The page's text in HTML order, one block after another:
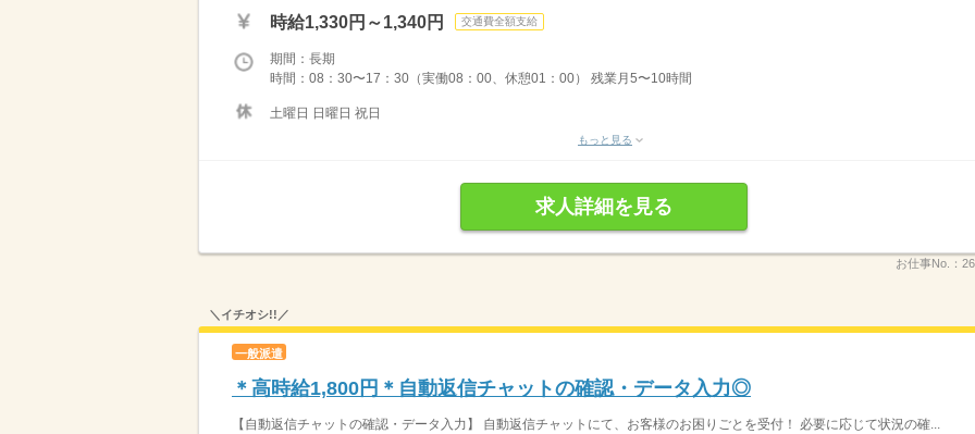
時給1,330円～1,340円 交通費全額支給
期間：長期
時間：08：30〜17：30（実働08：00、休憩01：00） 残業月5〜10時間
土曜日 日曜日 祝日
もっと見る
求人詳細を見る
お仕事No.：
＼イチオシ!!／
一般派遣
＊高時給1,800円＊自動返信チャットの確認・データ入力◎
【自動返信チャットの確認・データ入力】 自動返信チャットにて、お客様のお困りごとを受付！ 必要に応じて状況の確...